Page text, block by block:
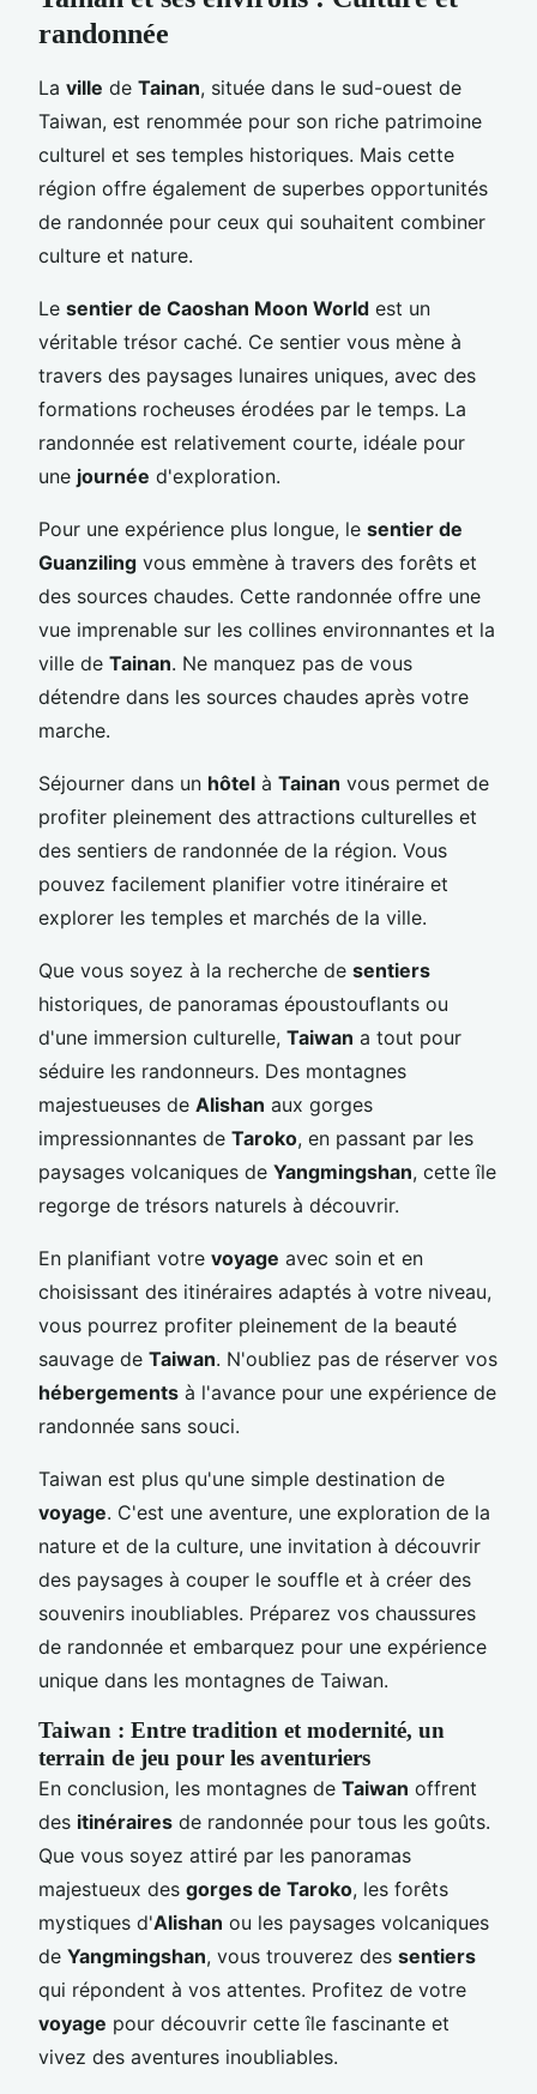
randonnée
La ville de Tainan, située dans le sud-ouest de
Taiwan, est renommée pour son riche patrimoine
culturel et ses temples historiques. Mais cette
région offre également de superbes opportunités
de randonnée pour ceux qui souhaitent combiner
culture et nature.
Le sentier de Caoshan Moon World est un
véritable trésor caché. Ce sentier vous mène à
travers des paysages lunaires uniques, avec des
formations rocheuses érodées par le temps. La
randonnée est relativement courte, idéale pour
une journée d'exploration.
Pour une expérience plus longue, le sentier de
Guanziling vous emmène à travers des forêts et
des sources chaudes. Cette randonnée offre une
vue imprenable sur les collines environnantes et la
ville de Tainan. Ne manquez pas de vous
détendre dans les sources chaudes après votre
marche.
Séjourner dans un hôtel à Tainan vous permet de
profiter pleinement des attractions culturelles et
des sentiers de randonnée de la région. Vous
pouvez facilement planifier votre itinéraire et
explorer les temples et marchés de la ville.
Que vous soyez à la recherche de sentiers
historiques, de panoramas époustouflants ou
d'une immersion culturelle, Taiwan a tout pour
séduire les randonneurs. Des montagnes
majestueuses de Alishan aux gorges
impressionnantes de Taroko, en passant par les
paysages volcaniques de Yangmingshan, cette île
regorge de trésors naturels à découvrir.
En planifiant votre voyage avec soin et en
choisissant des itinéraires adaptés à votre niveau,
vous pourrez profiter pleinement de la beauté
sauvage de Taiwan. N'oubliez pas de réserver vos
hébergements à l'avance pour une expérience de
randonnée sans souci.
Taiwan est plus qu'une simple destination de
voyage. C'est une aventure, une exploration de la
nature et de la culture, une invitation à découvrir
des paysages à couper le souffle et à créer des
souvenirs inoubliables. Préparez vos chaussures
de randonnée et embarquez pour une expérience
unique dans les montagnes de Taiwan.
Taiwan : Entre tradition et modernité, un
terrain de jeu pour les aventuriers
En conclusion, les montagnes de Taiwan offrent
des itinéraires de randonnée pour tous les goûts.
Que vous soyez attiré par les panoramas
majestueux des gorges de Taroko, les forêts
mystiques d'Alishan ou les paysages volcaniques
de Yangmingshan, vous trouverez des sentiers
qui répondent à vos attentes. Profitez de votre
voyage pour découvrir cette île fascinante et
vivez des aventures inoubliables.